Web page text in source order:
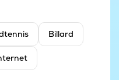
Billard